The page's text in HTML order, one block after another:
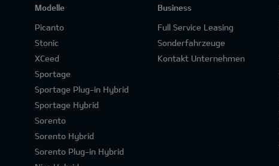
Modelle
Picanto
Stonic
XCeed
Sportage
Sportage Plug-in Hybrid
Sportage Hybrid
Sorento
Sorento Hybrid
Sorento Plug-in Hybrid
Business
Full Service Leasing
Sonderfahrzeuge
Kontakt Unternehmen